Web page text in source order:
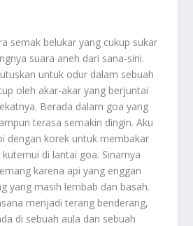
semak belukar yang cukup sukar
suara aneh dari sana-sini.
untuk odur dalam sebuah
oleh akar-akar yang berjuntai
Berada dalarn goa yang
terasa semakin dingin. Aku
dengan korek untuk membakar
di lantai goa. Sinarnya
karena api yang enggan
yang masih lembab dan basah.
menjadi terang benderang,
di sebuah aula dari sebuah